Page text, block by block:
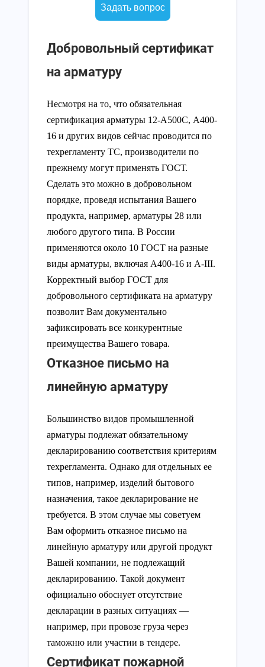
Задать вопрос
Добровольный сертификат
на арматуру
Несмотря на то, что обязательная
сертификация арматуры 12-А500С, А400-
16 и других видов сейчас проводится по
техрегламенту ТС, производители по
прежнему могут применять ГОСТ.
Сделать это можно в добровольном
порядке, проведя испытания Вашего
продукта, например, арматуры 28 или
любого другого типа. В России
применяются около 10 ГОСТ на разные
виды арматуры, включая А400-16 и A-III.
Корректный выбор ГОСТ для
добровольного сертификата на арматуру
позволит Вам документально
зафиксировать все конкурентные
преимущества Вашего товара.
Отказное письмо на
линейную арматуру
Большинство видов промышленной
арматуры подлежат обязательному
декларированию соответствия критериям
техрегламента. Однако для отдельных ее
типов, например, изделий бытового
назначения, такое декларирование не
требуется. В этом случае мы советуем
Вам оформить отказное письмо на
линейную арматуру или другой продукт
Вашей компании, не подлежащий
декларированию. Такой документ
официально обоснует отсутствие
декларации в разных ситуациях —
например, при провозе груза через
таможню или участии в тендере.
Сертификат пожарной